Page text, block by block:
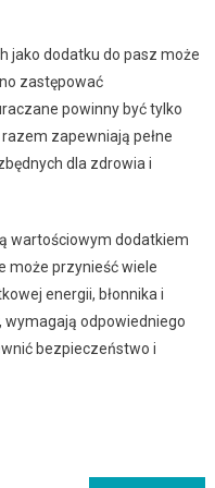
jako dodatku do pasz może
zastępować
powinny być tylko
zapewniają pełne
dla zdrowia i
wartościowym dodatkiem
może przynieść wiele
energii, błonnika i
wymagają odpowiedniego
bezpieczeństwo i